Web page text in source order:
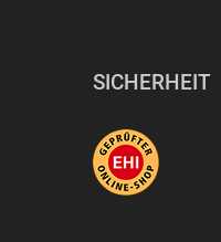
SICHERHEIT